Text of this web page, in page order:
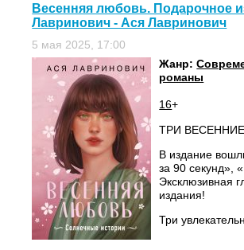
Весенняя любовь. Подарочное
Лавринович - Ася Лавринович
5 мая 2025, 17:00
Жанр:
романы
16+
ТРИ
В издание
за 90 секунд»,
Эксклюзивная
издания!
Три